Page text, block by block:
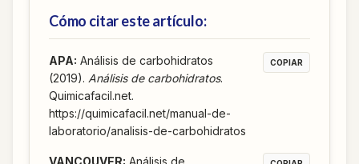
Cómo citar este artículo:
APA: Análisis de carbohidratos
(2019). Análisis de carbohidratos.
Quimicafacil.net.
https://quimicafacil.net/manual-de-
laboratorio/analisis-de-carbohidratos
COPIAR
VANCOUVER: Análisis de